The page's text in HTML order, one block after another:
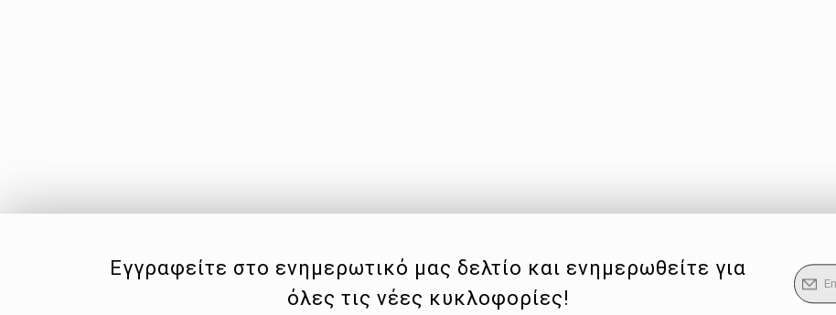
Εγγραφείτε στο ενημερωτικό μας δελτίο και ενημερωθείτε για
όλες τις νέες κυκλοφορίες!